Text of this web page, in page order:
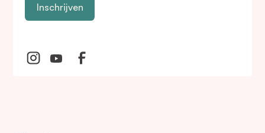
Inschrijven
Inschrijven